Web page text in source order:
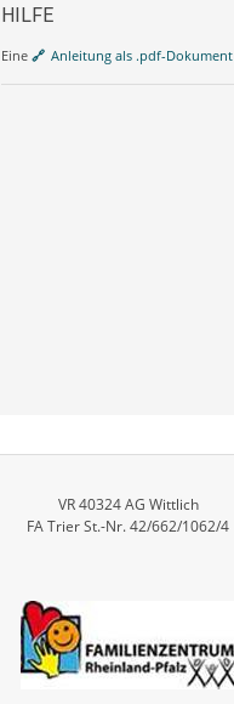
HILFE
Eine Anleitung als .pdf-Dokument
VR 40324 AG Wittlich
FA Trier St.-Nr. 42/662/1062/4